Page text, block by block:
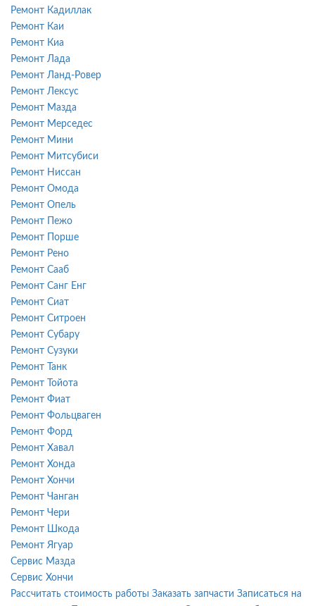
Ремонт Кадиллак
Ремонт Каи
Ремонт Киа
Ремонт Лада
Ремонт Ланд-Ровер
Ремонт Лексус
Ремонт Мазда
Ремонт Мерседес
Ремонт Мини
Ремонт Митсубиси
Ремонт Ниссан
Ремонт Омода
Ремонт Опель
Ремонт Пежо
Ремонт Порше
Ремонт Рено
Ремонт Сааб
Ремонт Санг Енг
Ремонт Сиат
Ремонт Ситроен
Ремонт Субару
Ремонт Сузуки
Ремонт Танк
Ремонт Тойота
Ремонт Фиат
Ремонт Фольцваген
Ремонт Форд
Ремонт Хавал
Ремонт Хонда
Ремонт Хончи
Ремонт Чанган
Ремонт Чери
Ремонт Шкода
Ремонт Ягуар
Сервис Мазда
Сервис Хончи
Рассчитать стоимость работы Заказать запчасти Записаться на